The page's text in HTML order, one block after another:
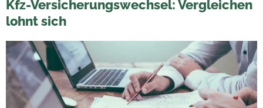
Kfz-Versicherungswechsel: Vergleichen
lohnt sich